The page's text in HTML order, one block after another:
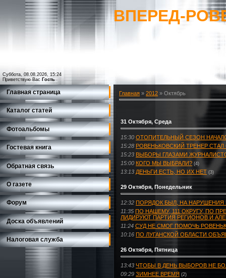
Суббота, 08.08.2026, 15:24
Приветствую Вас Гость
ВПЕРЕД-
Главная страница
Каталог статей
Фотоальбомы
Гостевая книга
Обратная связь
О газете
Форум
Доска объявлений
Налоговая служба
Главная » 2012 » Октябрь
31 Октября, Среда
15:30 ОТОПИТЕЛЬНЫЙ СЕЗОН
15:28 РОВЕНЬКОВСКИЙ ТРЕНЕР
15:23 ВЫБОРЫ ГЛАЗАМИ
15:00 КОГО МЫ ВЫБРАЛИ? (4)
13:13 ДЕНЬГИ ЕСТЬ, НО ИХ НЕТ (3)
29 Октября, Понедельник
12:32 ПОРЯДОК БЫЛ, НА НАРУШЕНИЯ
11:35 ПО НАШЕМУ, 111 ОКРУГУ, ПО
ЛИДИРУЮТ ПАРТИЯ РЕГИОНОВ И
11:24 СУД НЕ СМОГ ПОМОЧЬ
10:16 ПО ЛУГАНСКОЙ ОБЛАСТИ
26 Октября, Пятница
13:43 ЧТОБЫ В ДЕНЬ ВЫБОРОВ НЕ
09:29 ЗИМНЕЕ ВРЕМЯ (2)